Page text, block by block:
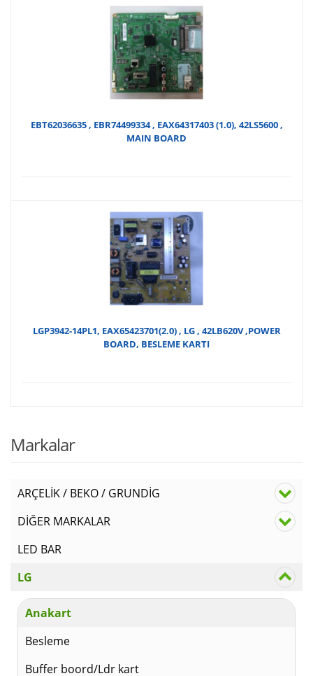
EBT62036635 , EBR74499334 , EAX64317403 (1.0), 42LS5600 ,
MAIN BOARD
LGP3942-14PL1, EAX65423701(2.0) , LG , 42LB620V ,POWER
BOARD, BESLEME KARTI
Markalar
ARÇELİK / BEKO / GRUNDİG
DİĞER MARKALAR
LED BAR
LG
Anakart
Besleme
Buffer boord/Ldr kart